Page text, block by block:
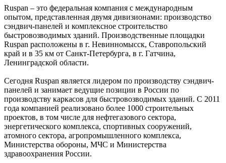
Ruspan – это федеральная компания с международным
опытом, представленная двумя дивизионами: производство
сэндвич-панелей и комплексное строительство
быстровозводимых зданий. Производственные площадки
Ruspan расположены в г. Невинномысск, Ставропольский
край и в 35 км от Санкт-Петербурга, в г. Гатчина,
Ленинградской области.
Сегодня Ruspan является лидером по производству сэндвич-
панелей и занимает ведущие позиции в России по
производству каркасов для быстровозводимых зданий. С 2011
года компанией реализовано более 1000 строительных
проектов, в том числе для нефтегазового сектора,
энергетического комплекса, спортивных сооружений,
атомного сектора, агропромышленного комплекса,
Министерства обороны, МЧС и Министерства
здравоохранения России.